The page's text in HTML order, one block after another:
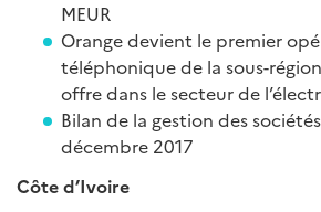
MEUR
Orange devient le premier
téléphonique de la sous-
offre dans le secteur de
Bilan de la gestion des
décembre 2017
Côte d’Ivoire